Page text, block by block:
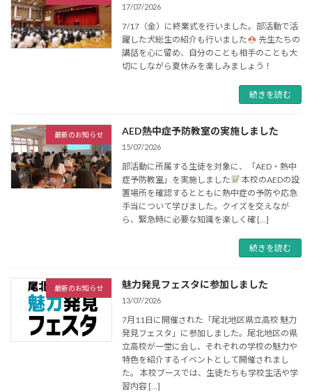
17/07/2026
7/17（金）に終業式を行いました。部活動で活
躍した犬総生の紹介も行いました
先生たちの
講話を心に留め、自分のことも相手のことも大
切にしながら夏休みを楽しみましょう！
続きを読む
最新のお知らせ AED熱中症予防教室の実施しました
15/07/2026
部活動に所属する生徒を対象に、「AED・熱中
症予防教室」を実施しました
本校のAEDの設
置場所を確認するとともに熱中症の予防や応急
手当について学びました。クイズを交えなが
ら、緊急時に必要な知識を楽しく確 […]
続きを読む
最新のお知らせ 魅力発見フェスタに参加しました
13/07/2026
7月11日に開催された「尾北地区県立高校 魅力
発見フェスタ」に参加しました。尾北地区の県
立高校が一堂に会し、それぞれの学校の魅力や
特色を紹介するイベントとして開催されまし
た。 本校ブースでは、生徒たちも学校生活や学
習内容 […]